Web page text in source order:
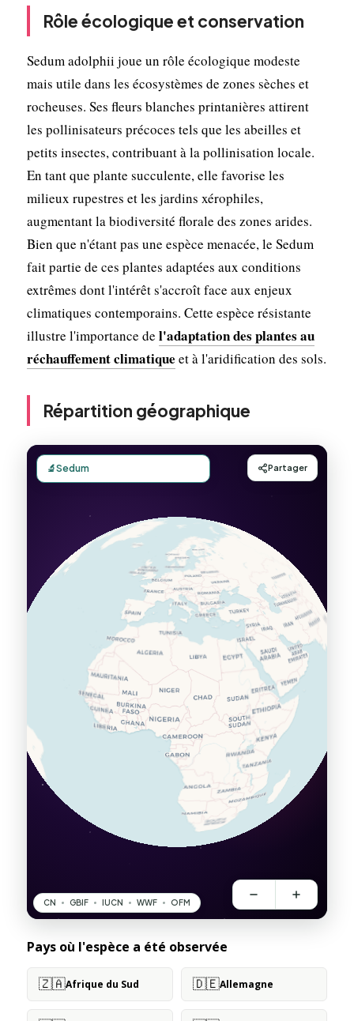
Rôle écologique et conservation
Sedum adolphii joue un rôle écologique modeste
mais utile dans les écosystèmes de zones sèches et
rocheuses. Ses fleurs blanches printanières attirent
les pollinisateurs précoces tels que les abeilles et
petits insectes, contribuant à la pollinisation locale.
En tant que plante succulente, elle favorise les
milieux rupestres et les jardins xérophiles,
augmentant la biodiversité florale des zones arides.
Bien que n'étant pas une espèce menacée, le Sedum
fait partie de ces plantes adaptées aux conditions
extrêmes dont l'intérêt s'accroît face aux enjeux
climatiques contemporains. Cette espèce résistante
illustre l'importance de l'adaptation des plantes au
réchauffement climatique et à l'aridification des sols.
Répartition géographique
Pays où l'espèce a été observée
🇿🇦Afrique du Sud 🇩🇪Allemagne